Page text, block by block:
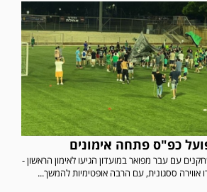
כפ"ס פתחה אימונים
עם עבר מפואר במועדון הגיעו לאימון הראשון -